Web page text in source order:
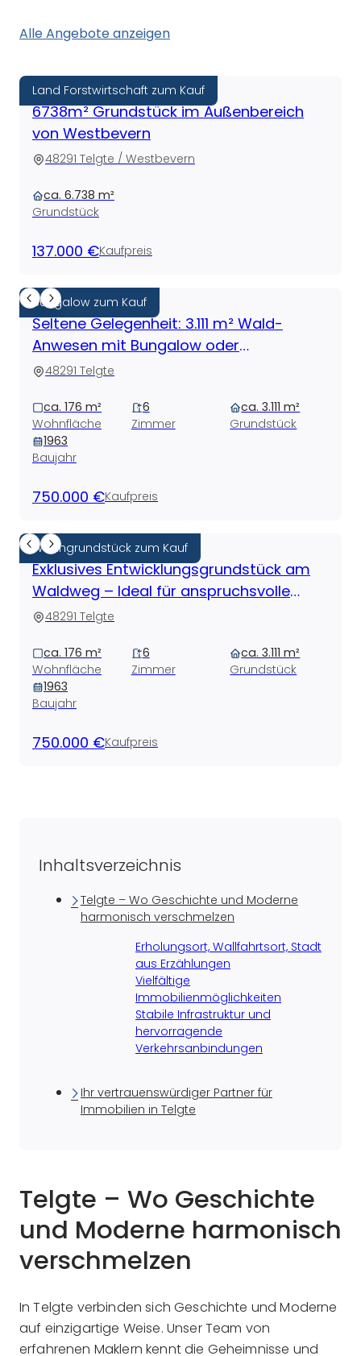
Alle Angebote anzeigen
Land Forstwirtschaft zum Kauf
6738m² Grundstück im Außenbereich
von Westbevern
48291 Telgte / Westbevern
ca. 6.738 m²
Grundstück
137.000 €Kaufpreis
Bungalow zum Kauf
Seltene Gelegenheit: 3.111 m² Wald-
Anwesen mit Bungalow oder
Entwicklungspotenzial für Neubau
48291 Telgte
ca. 176 m²
Wohnfläche
6
Zimmer
ca. 3.111 m²
Grundstück
1963
Baujahr
750.000 €Kaufpreis
Wohngrundstück zum Kauf
Exklusives Entwicklungsgrundstück am
Waldweg – Ideal für anspruchsvolle
Bauherren und Bauträger
48291 Telgte
ca. 176 m²
Wohnfläche
6
Zimmer
ca. 3.111 m²
Grundstück
1963
Baujahr
750.000 €Kaufpreis
Inhaltsverzeichnis
Telgte – Wo Geschichte und Moderne
harmonisch verschmelzen
Erholungsort, Wallfahrtsort, Stadt
aus Erzählungen
Vielfältige
Immobilienmöglichkeiten
Stabile Infrastruktur und
hervorragende
Verkehrsanbindungen
Ihr vertrauenswürdiger Partner für
Immobilien in Telgte
Telgte – Wo Geschichte
und Moderne harmonisch
verschmelzen
In Telgte verbinden sich Geschichte und Moderne
auf einzigartige Weise. Unser Team von
erfahrenen Maklern kennt die Geheimnisse und